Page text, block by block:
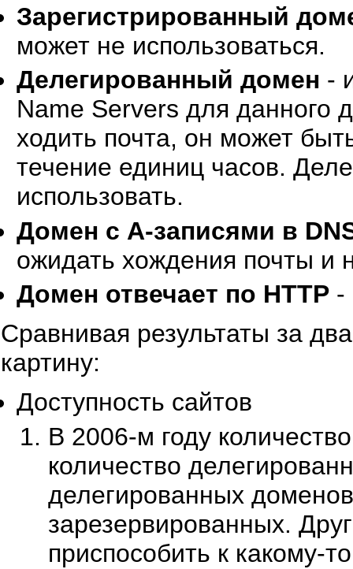
Зарегистрированный
может не использоваться.
Делегированный домен -
Name Servers для данного
ходить почта, он может
течение единиц часов.
использовать.
Домен с A-записями в
ожидать хождения почты и
Домен отвечает по HTTP-
Сравнивая результаты за
картину:
Доступность сайтов
В 2006-м году
количество
делегированных
зарезервированных.
приспособить к какому-